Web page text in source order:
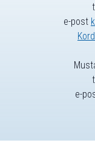
e-post
e-